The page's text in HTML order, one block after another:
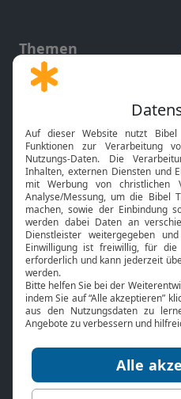
Themen
Gott und Bibel erklärt
Neuigkeiten
Bibel TV
Über uns
Jobs
Mediadaten